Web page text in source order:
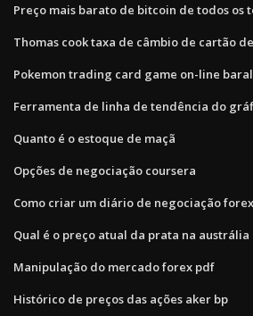
Preço mais barato de bitcoin de todos os
Thomas cook taxa de câmbio de cartão
Pokemon trading card game on-line
Ferramenta de linha de tendência do
Quanto é o estoque de maçã
Opções de negociação coursera
Como criar um diário de negociação forex
Qual é o preço atual da prata na austrália
Manipulação do mercado forex pdf
Histórico de preços das ações aker bp